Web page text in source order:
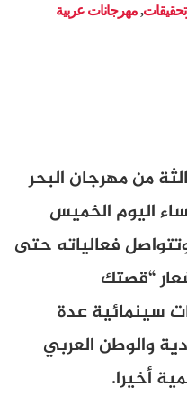
,مهرجانات عربية
من مهرجان البحر
اليوم الخميس
وتتواصل فعالياته حتى
تحت شعار “قصتك
سينمائية عدة
والوطن العربي
أخيرا.